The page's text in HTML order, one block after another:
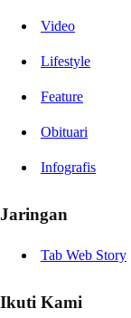
Video
Lifestyle
Feature
Obituari
Infografis
Jaringan
Tab Web Story
Ikuti Kami